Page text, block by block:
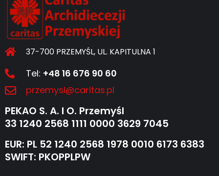
37-700 PRZEMYŚL, UL. KAPITULNA 1
Tel: +48 16 676 90 60
przemysl@caritas.pl
PEKAO S. A. I O. Przemyśl
33 1240 2568 1111 0000 3629 7045
EUR: PL 52 1240 2568 1978 0010 6173 6383
SWIFT: PKOPPLPW